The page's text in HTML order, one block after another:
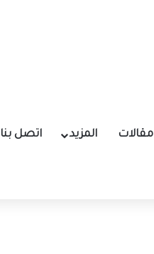
مقالات المزيد اتصل بنا